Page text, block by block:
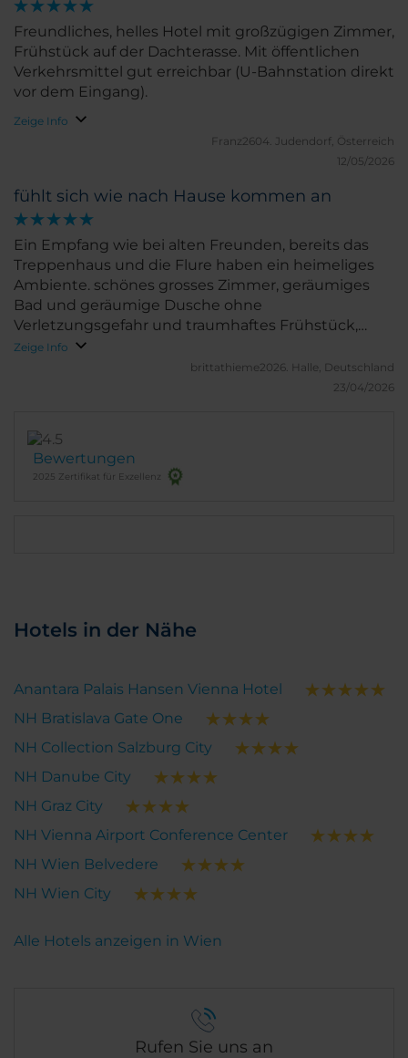
Freundliches, helles Hotel mit großzügigen Zimmer,
Frühstück auf der Dachterasse. Mit öffentlichen
Verkehrsmittel gut erreichbar (U-Bahnstation direkt
vor dem Eingang).
Zeige Info
Franz2604. Judendorf, Österreich
12/05/2026
fühlt sich wie nach Hause kommen an
Ein Empfang wie bei alten Freunden, bereits das
Treppenhaus und die Flure haben ein heimeliges
Ambiente. schönes grosses Zimmer, geräumiges
Bad und geräumige Dusche ohne
Verletzungsgefahr und traumhaftes Frühstück,
bunt und abwechslungsteich mit vielen liebevoll
Zeige Info
brittathieme2026. Halle, Deutschland
23/04/2026
Bewertungen
2025 Zertifikat für Exzellenz
Hotels in der Nähe
Anantara Palais Hansen Vienna Hotel
NH Bratislava Gate One
NH Collection Salzburg City
NH Danube City
NH Graz City
NH Vienna Airport Conference Center
NH Wien Belvedere
NH Wien City
Alle Hotels anzeigen in Wien
Rufen Sie uns an